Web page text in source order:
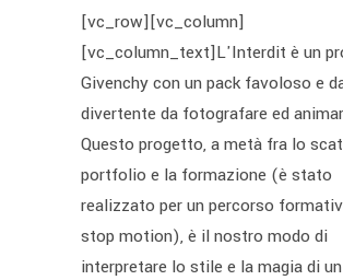
[vc_row][vc_column]
[vc_column_text]L'Interdit è un
Givenchy con un pack favoloso e
divertente da fotografare ed
Questo progetto, a metà fra lo
portfolio e la formazione (è stato
realizzato per un percorso
stop motion), è il nostro modo di
interpretare lo stile e la magia di un